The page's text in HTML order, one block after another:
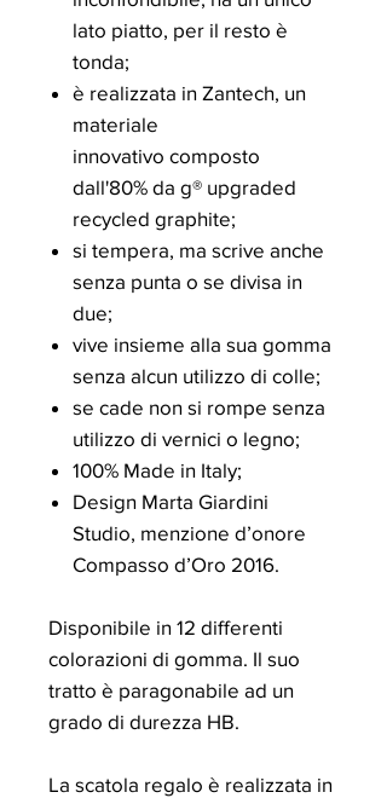
lato piatto, per il resto è
tonda;
è realizzata in Zantech, un
materiale
innovativo composto
dall'80% da g® upgraded
recycled graphite;
si tempera, ma scrive anche
senza punta o se divisa in
due;
vive insieme alla sua gomma
senza alcun utilizzo di colle;
se cade non si rompe senza
utilizzo di vernici o legno;
100% Made in Italy;
Design Marta Giardini
Studio, menzione d’onore
Compasso d’Oro 2016.
Disponibile in 12 differenti
colorazioni di gomma. Il suo
tratto è paragonabile ad un
grado di durezza HB.
La scatola regalo è realizzata in